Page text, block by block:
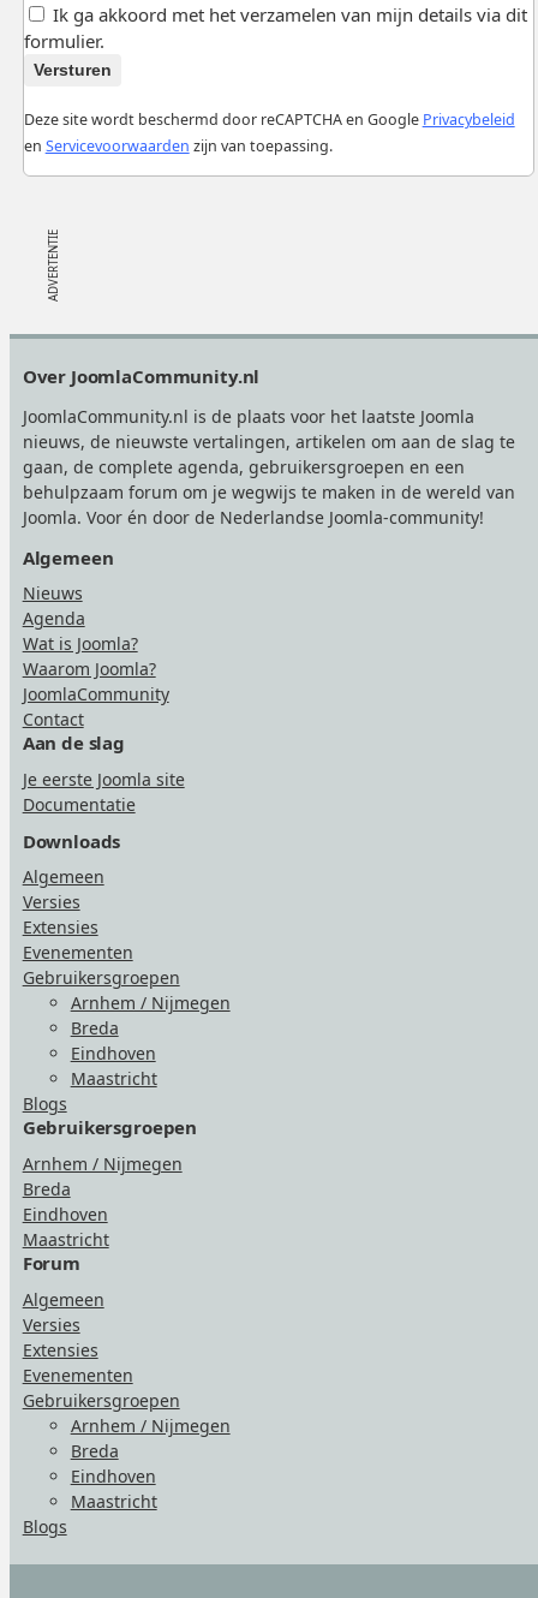
Ik ga akkoord met het verzamelen van mijn details via dit
formulier.
Versturen
Deze site wordt beschermd door reCAPTCHA en Google Privacybeleid
en Servicevoorwaarden zijn van toepassing.
Over JoomlaCommunity.nl
JoomlaCommunity.nl is de plaats voor het laatste Joomla
nieuws, de nieuwste vertalingen, artikelen om aan de slag te
gaan, de complete agenda, gebruikersgroepen en een
behulpzaam forum om je wegwijs te maken in de wereld van
Joomla. Voor én door de Nederlandse Joomla-community!
Algemeen
Nieuws
Agenda
Wat is Joomla?
Waarom Joomla?
JoomlaCommunity
Contact
Aan de slag
Je eerste Joomla site
Documentatie
Downloads
Algemeen
Versies
Extensies
Evenementen
Gebruikersgroepen
Arnhem / Nijmegen
Breda
Eindhoven
Maastricht
Blogs
Gebruikersgroepen
Arnhem / Nijmegen
Breda
Eindhoven
Maastricht
Forum
Algemeen
Versies
Extensies
Evenementen
Gebruikersgroepen
Arnhem / Nijmegen
Breda
Eindhoven
Maastricht
Blogs